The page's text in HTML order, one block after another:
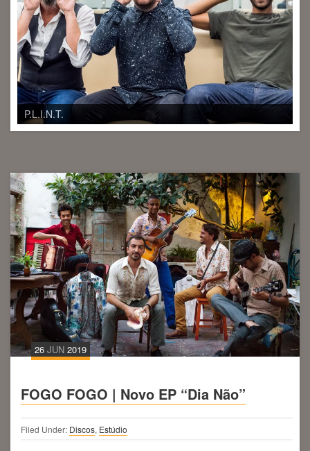
P.L.I.N.T.
26 JUN 2019
FOGO FOGO | Novo EP “Dia Não”
Filed Under: Discos, Estúdio